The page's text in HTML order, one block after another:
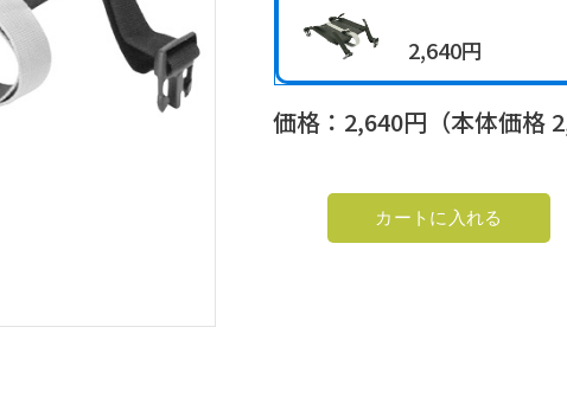
2,640円
価格： 2,640円（本体価格